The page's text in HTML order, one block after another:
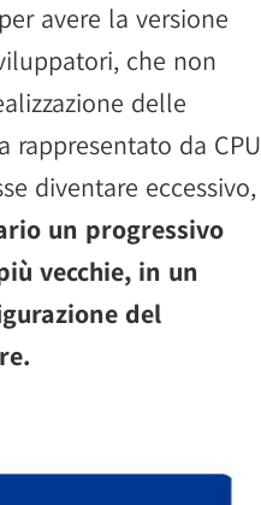
avere la versione
che non
delle
da CPU
diventare eccessivo,
un progressivo
vecchie, in un
del